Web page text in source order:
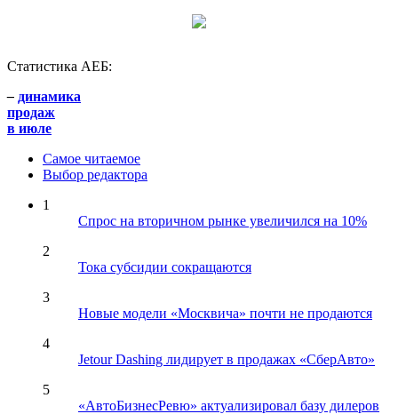
Статистика АЕБ:
– динамика
продаж
в июле
Самое читаемое
Выбор редактора
1
Спрос на вторичном рынке увеличился на 10%
2
Тока субсидии сокращаются
3
Новые модели «Москвича» почти не продаются
4
Jetour Dashing лидирует в продажах «СберАвто»
5
«АвтоБизнесРевю» актуализировал базу дилеров